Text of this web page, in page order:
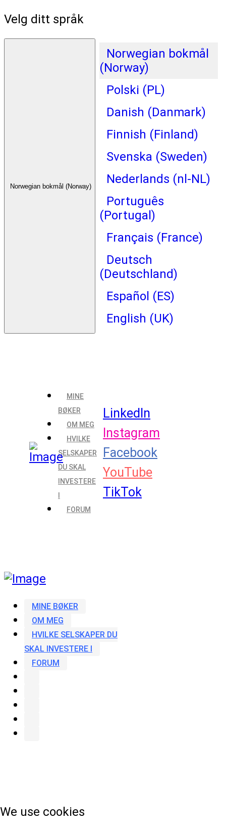
Velg ditt språk
Norwegian bokmål (Norway)
Norwegian bokmål
(Norway)
Polski (PL)
Danish (Danmark)
Finnish (Finland)
Svenska (Sweden)
Nederlands (nl-NL)
Português
(Portugal)
Français (France)
Deutsch
(Deutschland)
Español (ES)
English (UK)
LinkedIn
Instagram
Facebook
YouTube
TikTok
MINE
BØKER
OM MEG
HVILKE
SELSKAPER
DU SKAL
INVESTERE
FORUM
MINE BØKER
OM MEG
HVILKE SELSKAPER DU
SKAL INVESTERE I
FORUM
We use cookies